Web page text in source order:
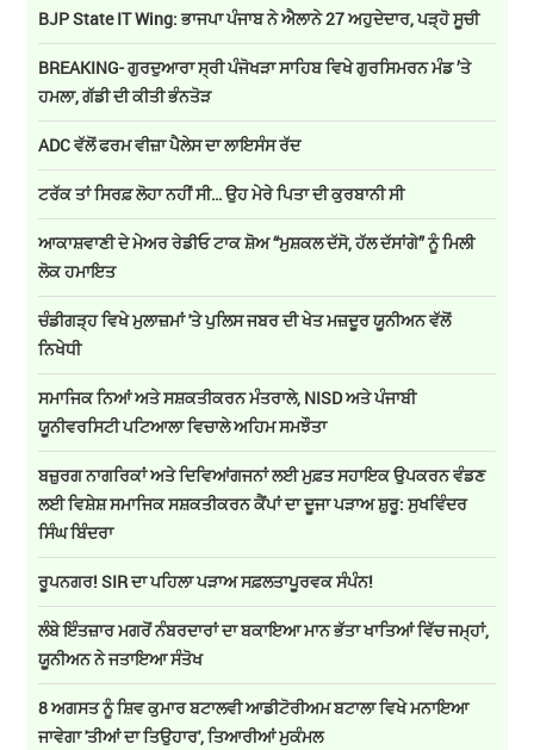
BJP State IT Wing: ਭਾਜਪਾ ਪੰਜਾਬ ਨੇ ਐਲਾਨੇ 27 ਅਹੁਦੇਦਾਰ, ਪੜ੍ਹੋ ਸੂਚੀ
BREAKING- ਗੁਰਦੁਆਰਾ ਸ੍ਰੀ ਪੰਜੋਖੜਾ ਸਾਹਿਬ ਵਿਖੇ ਗੁਰਸਿਮਰਨ ਮੰਡ ’ਤੇ
ਹਮਲਾ, ਗੱਡੀ ਦੀ ਕੀਤੀ ਭੰਨਤੋੜ
ADC ਵੱਲੋਂ ਫਰਮ ਵੀਜ਼ਾ ਪੈਲੇਸ ਦਾ ਲਾਇਸੰਸ ਰੱਦ
ਟਰੱਕ ਤਾਂ ਸਿਰਫ਼ ਲੋਹਾ ਨਹੀਂ ਸੀ… ਉਹ ਮੇਰੇ ਪਿਤਾ ਦੀ ਕੁਰਬਾਨੀ ਸੀ
ਆਕਾਸ਼ਵਾਣੀ ਦੇ ਮੇਅਰ ਰੇਡੀਓ ਟਾਕ ਸ਼ੋਅ “ਮੁਸ਼ਕਲ ਦੱਸੋ, ਹੱਲ ਦੱਸਾਂਗੇ” ਨੂੰ ਮਿਲੀ
ਲੋਕ ਹਮਾਇਤ
ਚੰਡੀਗੜ੍ਹ ਵਿਖੇ ਮੁਲਾਜ਼ਮਾਂ 'ਤੇ ਪੁਲਿਸ ਜਬਰ ਦੀ ਖੇਤ ਮਜ਼ਦੂਰ ਯੂਨੀਅਨ ਵੱਲੋਂ
ਨਿਖੇਧੀ
ਸਮਾਜਿਕ ਨਿਆਂ ਅਤੇ ਸਸ਼ਕਤੀਕਰਨ ਮੰਤਰਾਲੇ, NISD ਅਤੇ ਪੰਜਾਬੀ
ਯੂਨੀਵਰਸਿਟੀ ਪਟਿਆਲਾ ਵਿਚਾਲੇ ਅਹਿਮ ਸਮਝੌਤਾ
ਬਜ਼ੁਰਗ ਨਾਗਰਿਕਾਂ ਅਤੇ ਦਿਵਿਆਂਗਜਨਾਂ ਲਈ ਮੁਫ਼ਤ ਸਹਾਇਕ ਉਪਕਰਨ ਵੰਡਣ
ਲਈ ਵਿਸ਼ੇਸ਼ ਸਮਾਜਿਕ ਸਸ਼ਕਤੀਕਰਨ ਕੈਂਪਾਂ ਦਾ ਦੂਜਾ ਪੜਾਅ ਸ਼ੁਰੂ: ਸੁਖਵਿੰਦਰ
ਸਿੰਘ ਬਿੰਦਰਾ
ਰੂਪਨਗਰ! SIR ਦਾ ਪਹਿਲਾ ਪੜਾਅ ਸਫ਼ਲਤਾਪੂਰਵਕ ਸੰਪੰਨ!
ਲੰਬੇ ਇੰਤਜ਼ਾਰ ਮਗਰੋਂ ਨੰਬਰਦਾਰਾਂ ਦਾ ਬਕਾਇਆ ਮਾਨ ਭੱਤਾ ਖਾਤਿਆਂ ਵਿੱਚ ਜਮ੍ਹਾਂ,
ਯੂਨੀਅਨ ਨੇ ਜਤਾਇਆ ਸੰਤੋਖ
8 ਅਗਸਤ ਨੂੰ ਸ਼ਿਵ ਕੁਮਾਰ ਬਟਾਲਵੀ ਆਡੀਟੋਰੀਅਮ ਬਟਾਲਾ ਵਿਖੇ ਮਨਾਇਆ
ਜਾਵੇਗਾ 'ਤੀਆਂ ਦਾ ਤਿਉਹਾਰ', ਤਿਆਰੀਆਂ ਮੁਕੰਮਲ